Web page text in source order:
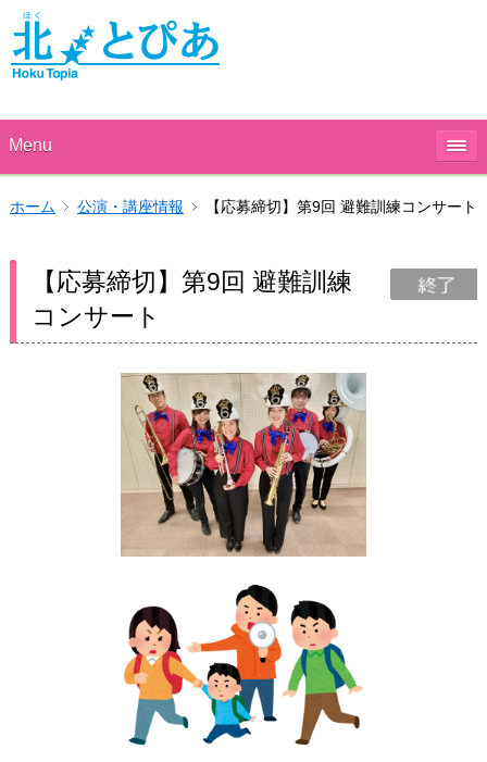
Menu
ホーム 公演・講座情報 【応募締切】第9回 避難訓練コンサート
【応募締切】第9回 避難訓練
コンサート